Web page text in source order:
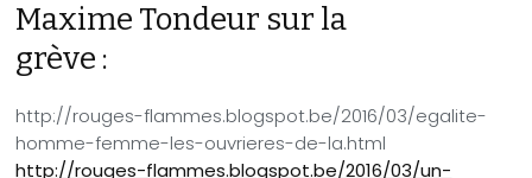
Maxime Tondeur sur la
grève :
http://rouges-flammes.blogspot.be/2016/03/egalite-
homme-femme-les-ouvrieres-de-la.html
http://rouges-flammes.blogspot.be/2016/03/un-